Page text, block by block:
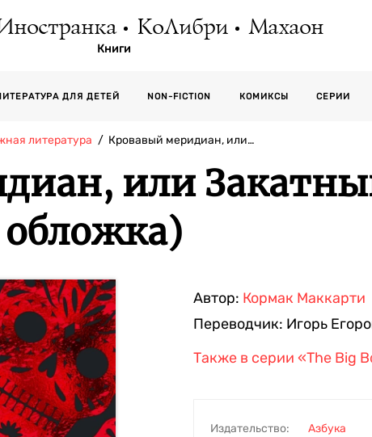
КоЛибри Махаон
Книги
ДЛЯ ДЕТЕЙ NON-FICTION КОМИКСЫ СЕРИИ
литература Кровавый меридиан, или…
или
Автор: Кормак Маккарти
Переводчик: Игорь
Также в серии «The Big
Издательство: Азбука